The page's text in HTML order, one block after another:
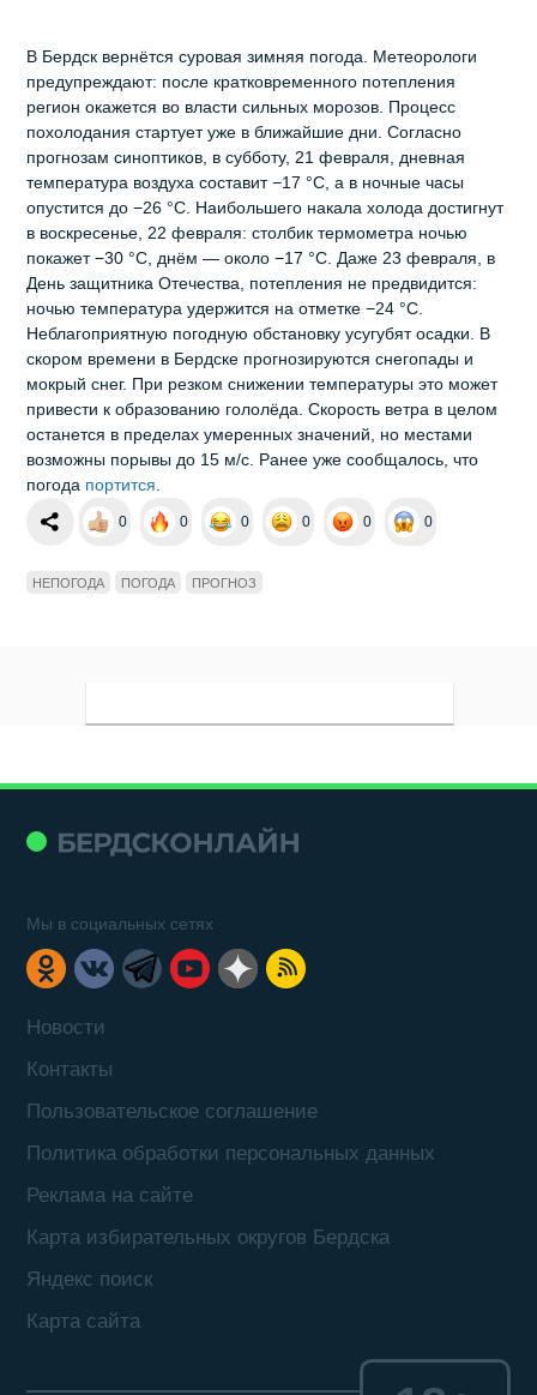
В Бердск вернётся суровая зимняя погода. Метеорологи
предупреждают: после кратковременного потепления
регион окажется во власти сильных морозов. Процесс
похолодания стартует уже в ближайшие дни. Согласно
прогнозам синоптиков, в субботу, 21 февраля, дневная
температура воздуха составит −17 °C, а в ночные часы
опустится до −26 °C. Наибольшего накала холода достигнут
в воскресенье, 22 февраля: столбик термометра ночью
покажет −30 °C, днём — около −17 °C. Даже 23 февраля, в
День защитника Отечества, потепления не предвидится:
ночью температура удержится на отметке −24 °C.
Неблагоприятную погодную обстановку усугубят осадки. В
скором времени в Бердске прогнозируются снегопады и
мокрый снег. При резком снижении температуры это может
привести к образованию гололёда. Скорость ветра в целом
останется в пределах умеренных значений, но местами
возможны порывы до 15 м/с. Ранее уже сообщалось, что
погода портится.
0 0 0 0 0 0
НЕПОГОДА ПОГОДА ПРОГНОЗ
Новости
Контакты
Пользовательское соглашение
Политика обработки персональных данных
Реклама на сайте
Карта избирательных округов Бердска
Яндекс поиск
Карта сайта
Мы в социальных сетях